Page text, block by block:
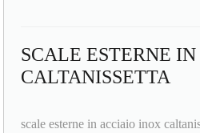
SCALE ESTERNE
CALTANISSETTA
scale esterne in acciaio inox